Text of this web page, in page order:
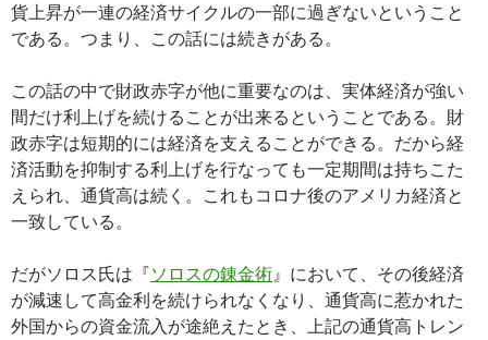
貨上昇が一連の経済サイクルの一部に過ぎないということ
である。つまり、この話には続きがある。
この話の中で財政赤字が他に重要なのは、実体経済が強い
間だけ利上げを続けることが出来るということである。財
政赤字は短期的には経済を支えることができる。だから経
済活動を抑制する利上げを行なっても一定期間は持ちこた
えられ、通貨高は続く。これもコロナ後のアメリカ経済と
一致している。
だがソロス氏は『ソロスの錬金術 』において、その後経済
が減速して高金利を続けられなくなり、通貨高に惹かれた
外国からの資金流入が途絶えたとき、上記の通貨高トレン